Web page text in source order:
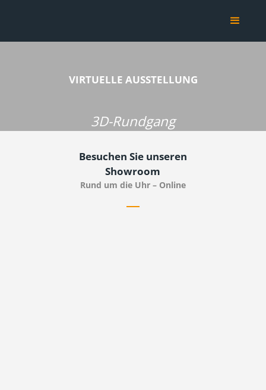
VIRTUELLE AUSSTELLUNG
3D-Rundgang
Besuchen Sie unseren
Showroom
Rund um die Uhr – Online